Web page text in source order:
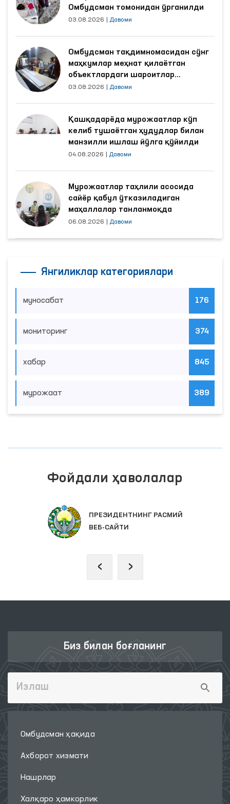
Омбудсман томонидан ўрганилди
03.08.2026 Давоми
Омбудсман тақдимномасидан сўнг
маҳкумлар меҳнат қилаётган
объектлардаги шароитлар
яхшиланди
03.08.2026 Давоми
Қашқадарёда мурожаатлар кўп
келиб тушаётган ҳудудлар билан
манзилли ишлаш йўлга қўйилди
04.08.2026 Давоми
Мурожаатлар таҳлили асосида
сайёр қабул ўтказиладиган
маҳаллалар танланмоқда
06.08.2026 Давоми
Янгиликлар категориялари
муносабат 176
мониторинг 374
хабар 845
мурожаат 389
Фойдали ҳаволалар
ПРЕЗИДЕНТНИНГ РАСМИЙ
ВЕБ-САЙТИ
‹ ›
Биз билан боғланинг
Омбудсман ҳақида
Ахборот хизмати
Нашрлар
Халқаро ҳамкорлик